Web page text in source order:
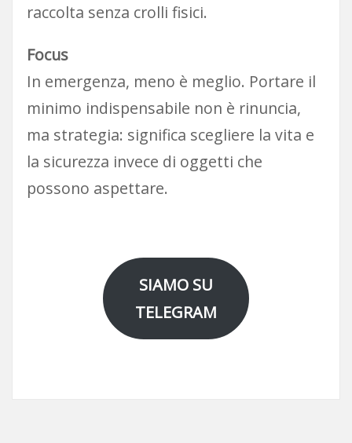
raccolta senza crolli fisici.
Focus
In emergenza, meno è meglio. Portare il
minimo indispensabile non è rinuncia,
ma strategia: significa scegliere la vita e
la sicurezza invece di oggetti che
possono aspettare.
SIAMO SU
TELEGRAM